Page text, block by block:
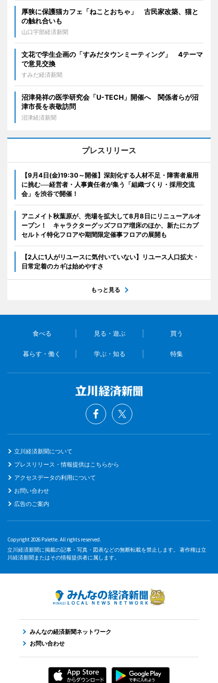
厚狭に保護猫カフェ「ねことおちゃ」 古民家改築、猫と
の触れ合いも
山口宇部経済新聞
文花で学生企画の「すみだタウンミーティング」 4テーマ
で意見交換
すみだ経済新聞
沼津発祥の医学研究会「U-TECH」開催へ 関係者らが沼
津市長を表敬訪問
沼津経済新聞
プレスリリース
【9月4日(金)19:30～開催】深刻化する人材不足・障害者雇用
に挑む──経営者・人事責任者が集う「組織づくり・採用交流
会」を渋谷で開催！
アニメイト秋葉原が、売場を拡大して8月8日にリニューアルオ
ープン！ キャラクターグッズフロア増床のほか、新たにカプ
セルトイ特化フロアや期間限定催事フロアの展開も
【2人に1人がリユースに気付いていない】リユース人口拡大・
日常定着のカギは始めやすさ
もっと見る
食べる 見る・遊ぶ 買う
暮らす・働く 学ぶ・知る 特集
立川経済新聞について
プレスリリース・情報提供はこちらから
アクセスデータの利用について
お問い合わせ
広告のご案内
Copyright 2026 Palette. All rights reserved.
立川経済新聞に掲載の記事・写真・図表などの無断転載を禁止します。 著作権は立
川経済新聞またはその情報提供者に属します。
みんなの経済新聞ネットワーク
お問い合わせ